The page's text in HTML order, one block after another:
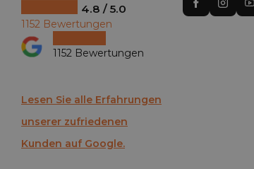
4.8 / 5.0
1152 Bewertungen
1152 Bewertungen
Lesen Sie alle Erfahrungen
unserer zufriedenen
Kunden auf Google.